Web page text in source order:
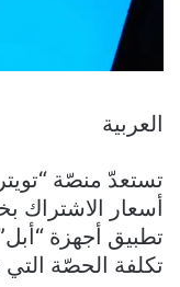
العربية
تستعدّ منصّة
أسعار الاشتراك
تطبيق أجهزة
تكلفة الحصّة